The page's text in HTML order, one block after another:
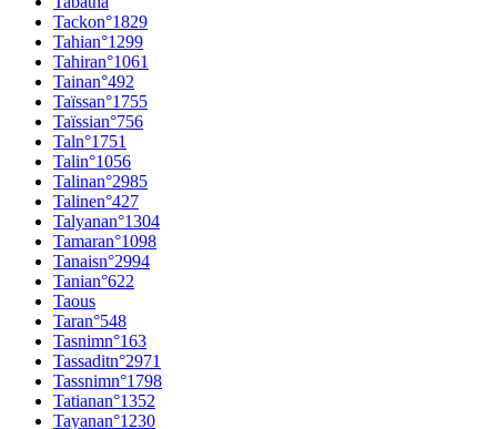
Tackon°1829
Tahian°1299
Tahiran°1061
Tainan°492
Taïssan°1755
Taïssian°756
Taln°1751
Talin°1056
Talinan°2985
Talinen°427
Talyanan°1304
Tamaran°1098
Tanaisn°2994
Tanian°622
Taous
Taran°548
Tasnimn°163
Tassaditn°2971
Tassnimn°1798
Tatianan°1352
Tayanan°1230